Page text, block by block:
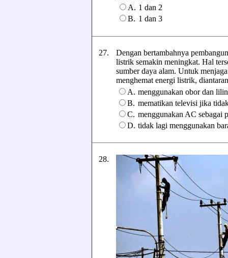
A. 1 dan 2
B. 1 dan 3
27.
Dengan bertambahnya
listrik semakin meningkat. Hal
sumber daya alam. Untuk
menghemat energi listrik,
A. menggunakan obor dan
B. mematikan televisi jika
C. menggunakan AC sebagai
D. tidak lagi menggunakan
28.